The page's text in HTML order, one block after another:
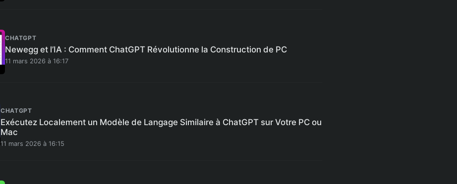
CHATGPT
Newegg et l’IA : Comment ChatGPT Révolutionne la Construction de PC
11 mars 2026 à 16:17
CHATGPT
Exécutez Localement un Modèle de Langage Similaire à ChatGPT sur Votre PC ou
Mac
11 mars 2026 à 16:15